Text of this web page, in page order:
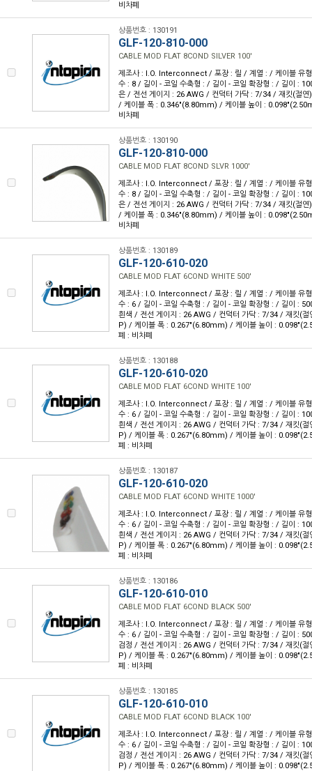
비차폐
상품번호 : 130191
GLF-120-810-000
CABLE MOD FLAT 8COND SILVER 100'
제조사 : I.O. Interconnect / 포장 : 릴 / 계열 : / 케이블 유형
수 : 8 / 길이 - 코일 수축형 : / 길이 - 코일 확장형 : / 길이 :
은 / 전선 게이지 : 26 AWG / 컨덕터 가닥 : 7/34 / 재킷(절연
/ 케이블 폭 : 0.346"(8.80mm) / 케이블 높이 :
비차폐
상품번호 : 130190
GLF-120-810-000
CABLE MOD FLAT 8COND SLVR 1000'
제조사 : I.O. Interconnect / 포장 : 릴 / 계열 : / 케이블 유형
수 : 8 / 길이 - 코일 수축형 : / 길이 - 코일 확장형 : / 길이 :
은 / 전선 게이지 : 26 AWG / 컨덕터 가닥 : 7/34 / 재킷(절연
/ 케이블 폭 : 0.346"(8.80mm) / 케이블 높이 :
비차폐
상품번호 : 130189
GLF-120-610-020
CABLE MOD FLAT 6COND WHITE 500'
제조사 : I.O. Interconnect / 포장 : 릴 / 계열 : / 케이블 유형
수 : 6 / 길이 - 코일 수축형 : / 길이 - 코일 확장형 : / 길이 :
흰색 / 전선 게이지 : 26 AWG / 컨덕터 가닥 : 7/34 / 재킷(절
P) / 케이블 폭 : 0.267"(6.80mm) / 케이블 높이 :
폐 : 비차폐
상품번호 : 130188
GLF-120-610-020
CABLE MOD FLAT 6COND WHITE 100'
제조사 : I.O. Interconnect / 포장 : 릴 / 계열 : / 케이블 유형
수 : 6 / 길이 - 코일 수축형 : / 길이 - 코일 확장형 : / 길이 :
흰색 / 전선 게이지 : 26 AWG / 컨덕터 가닥 : 7/34 / 재킷(절
P) / 케이블 폭 : 0.267"(6.80mm) / 케이블 높이 :
폐 : 비차폐
상품번호 : 130187
GLF-120-610-020
CABLE MOD FLAT 6COND WHITE 1000'
제조사 : I.O. Interconnect / 포장 : 릴 / 계열 : / 케이블 유형
수 : 6 / 길이 - 코일 수축형 : / 길이 - 코일 확장형 : / 길이 :
흰색 / 전선 게이지 : 26 AWG / 컨덕터 가닥 : 7/34 / 재킷(절
P) / 케이블 폭 : 0.267"(6.80mm) / 케이블 높이 :
폐 : 비차폐
상품번호 : 130186
GLF-120-610-010
CABLE MOD FLAT 6COND BLACK 500'
제조사 : I.O. Interconnect / 포장 : 릴 / 계열 : / 케이블 유형
수 : 6 / 길이 - 코일 수축형 : / 길이 - 코일 확장형 : / 길이 :
검정 / 전선 게이지 : 26 AWG / 컨덕터 가닥 : 7/34 / 재킷(절
P) / 케이블 폭 : 0.267"(6.80mm) / 케이블 높이 :
폐 : 비차폐
상품번호 : 130185
GLF-120-610-010
CABLE MOD FLAT 6COND BLACK 100'
제조사 : I.O. Interconnect / 포장 : 릴 / 계열 : / 케이블 유형
수 : 6 / 길이 - 코일 수축형 : / 길이 - 코일 확장형 : / 길이 :
검정 / 전선 게이지 : 26 AWG / 컨덕터 가닥 : 7/34 / 재킷(절
P) / 케이블 폭 : 0.267"(6.80mm) / 케이블 높이 :